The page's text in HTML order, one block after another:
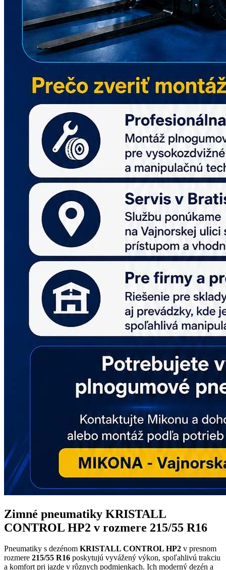
Zimné pneumatiky KRISTALL
CONTROL HP2 v rozmere 215/55 R16
Pneumatiky s dezénom KRISTALL CONTROL HP2 v presnom
rozmere 215/55 R16 poskytujú vyvážený výkon, spoľahlivú trakciu
a komfort pri jazde v rôznych podmienkach. Ich moderný dezén a